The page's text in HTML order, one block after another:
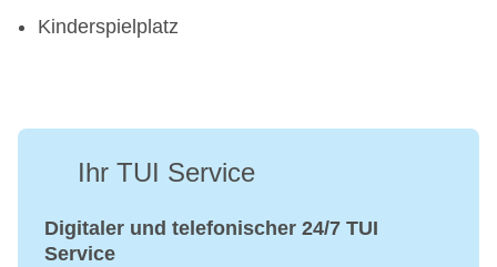
Kinderspielplatz
Ihr TUI Service
Digitaler und telefonischer 24/7 TUI
Service